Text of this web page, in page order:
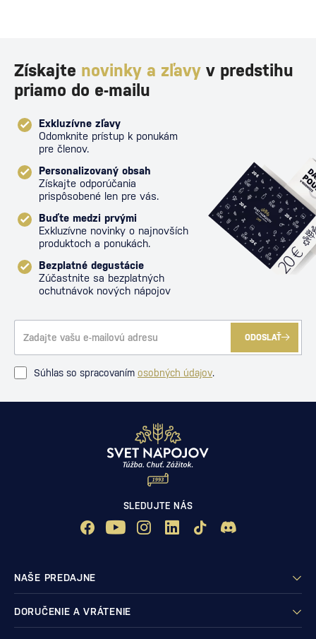
Získajte novinky a zľavy v predstihu
priamo do e-mailu
Exkluzívne zľavy
Odomknite prístup k ponukám
pre členov.
Personalizovaný obsah
Získajte odporúčania
prispôsobené len pre vás.
Buďte medzi prvými
Exkluzívne novinky o najnovších
produktoch a ponukách.
Bezplatné degustácie
Zúčastnite sa bezplatných
ochutnávok nových nápojov
ODOSLAŤ
Súhlas so spracovaním osobných údajov.
SLEDUJTE NÁS
NAŠE PREDAJNE
DORUČENIE A VRÁTENIE